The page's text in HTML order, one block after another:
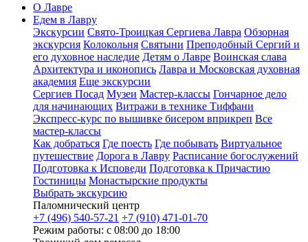
О Лавре
Едем в Лавру
Экскурсии Свято-Троицкая Сергиева Лавра Обзорная
экскурсия Колокольня Святыни Преподобный Сергий и
его духовное наследие Детям о Лавре Воинская слава
Архитектура и иконопись Лавра и Московская духовная
академия Еще экскурсии
Сергиев Посад Музеи Мастер-классы Гончарное дело
для начинающих Витражи в технике Тиффани
Экспресс-курс по вышивке бисером вприкреп Все
мастер-классы
Как добраться Где поесть Где побывать Виртуальное
путешествие Дорога в Лавру Расписание богослужений
Подготовка к Исповеди Подготовка к Причастию
Гостиницы Монастырские продукты
Выбрать экскурсию
Паломнический центр
+7 (496) 540-57-21 +7 (910) 471-01-70
Режим работы: с 08:00 до 18:00